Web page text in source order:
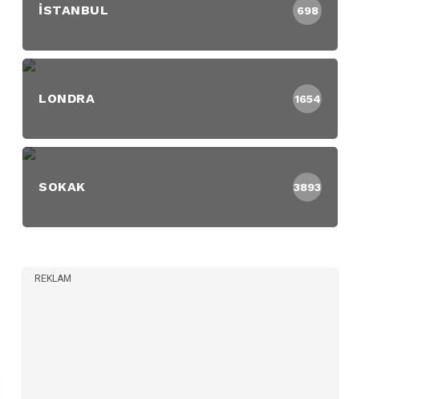
İSTANBUL 698
LONDRA 1654
SOKAK 3893
REKLAM